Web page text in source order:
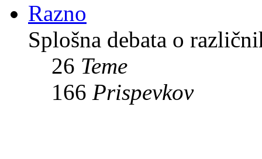
Razno
Splošna debata o
26 Teme
166 Prispevkov